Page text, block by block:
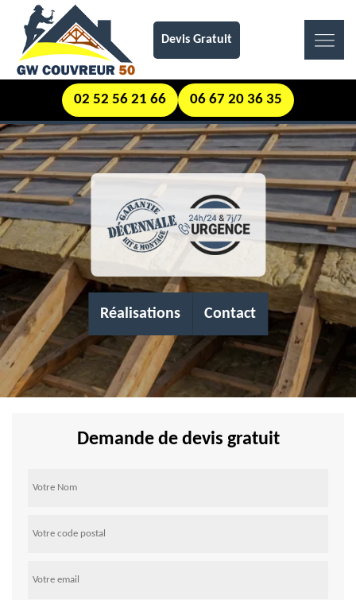
Devis Gratuit
02 52 56 21 66 06 67 20 36 35
Réalisations Contact
Demande de devis gratuit